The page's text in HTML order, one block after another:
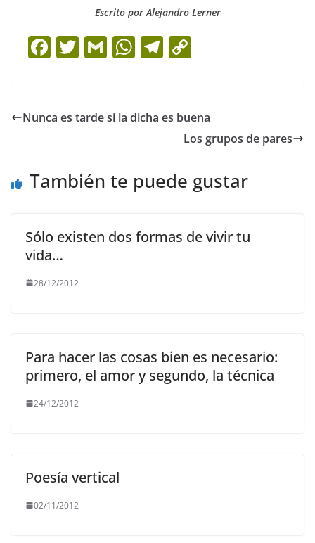
Escrito por Alejandro Lerner
F
e
o
T
er
G
l
W
s
p
T
gr y
Li
k
Nunca es tarde si la dicha es buena
Los grupos de pares
También te puede gustar
Sólo existen dos formas de vivir tu
vida…
28/12/2012
Para hacer las cosas bien es necesario:
primero, el amor y segundo, la técnica
24/12/2012
Poesía vertical
02/11/2012